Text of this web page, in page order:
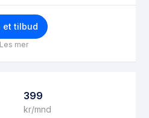
et tilbud
Les mer
399
kr/mnd